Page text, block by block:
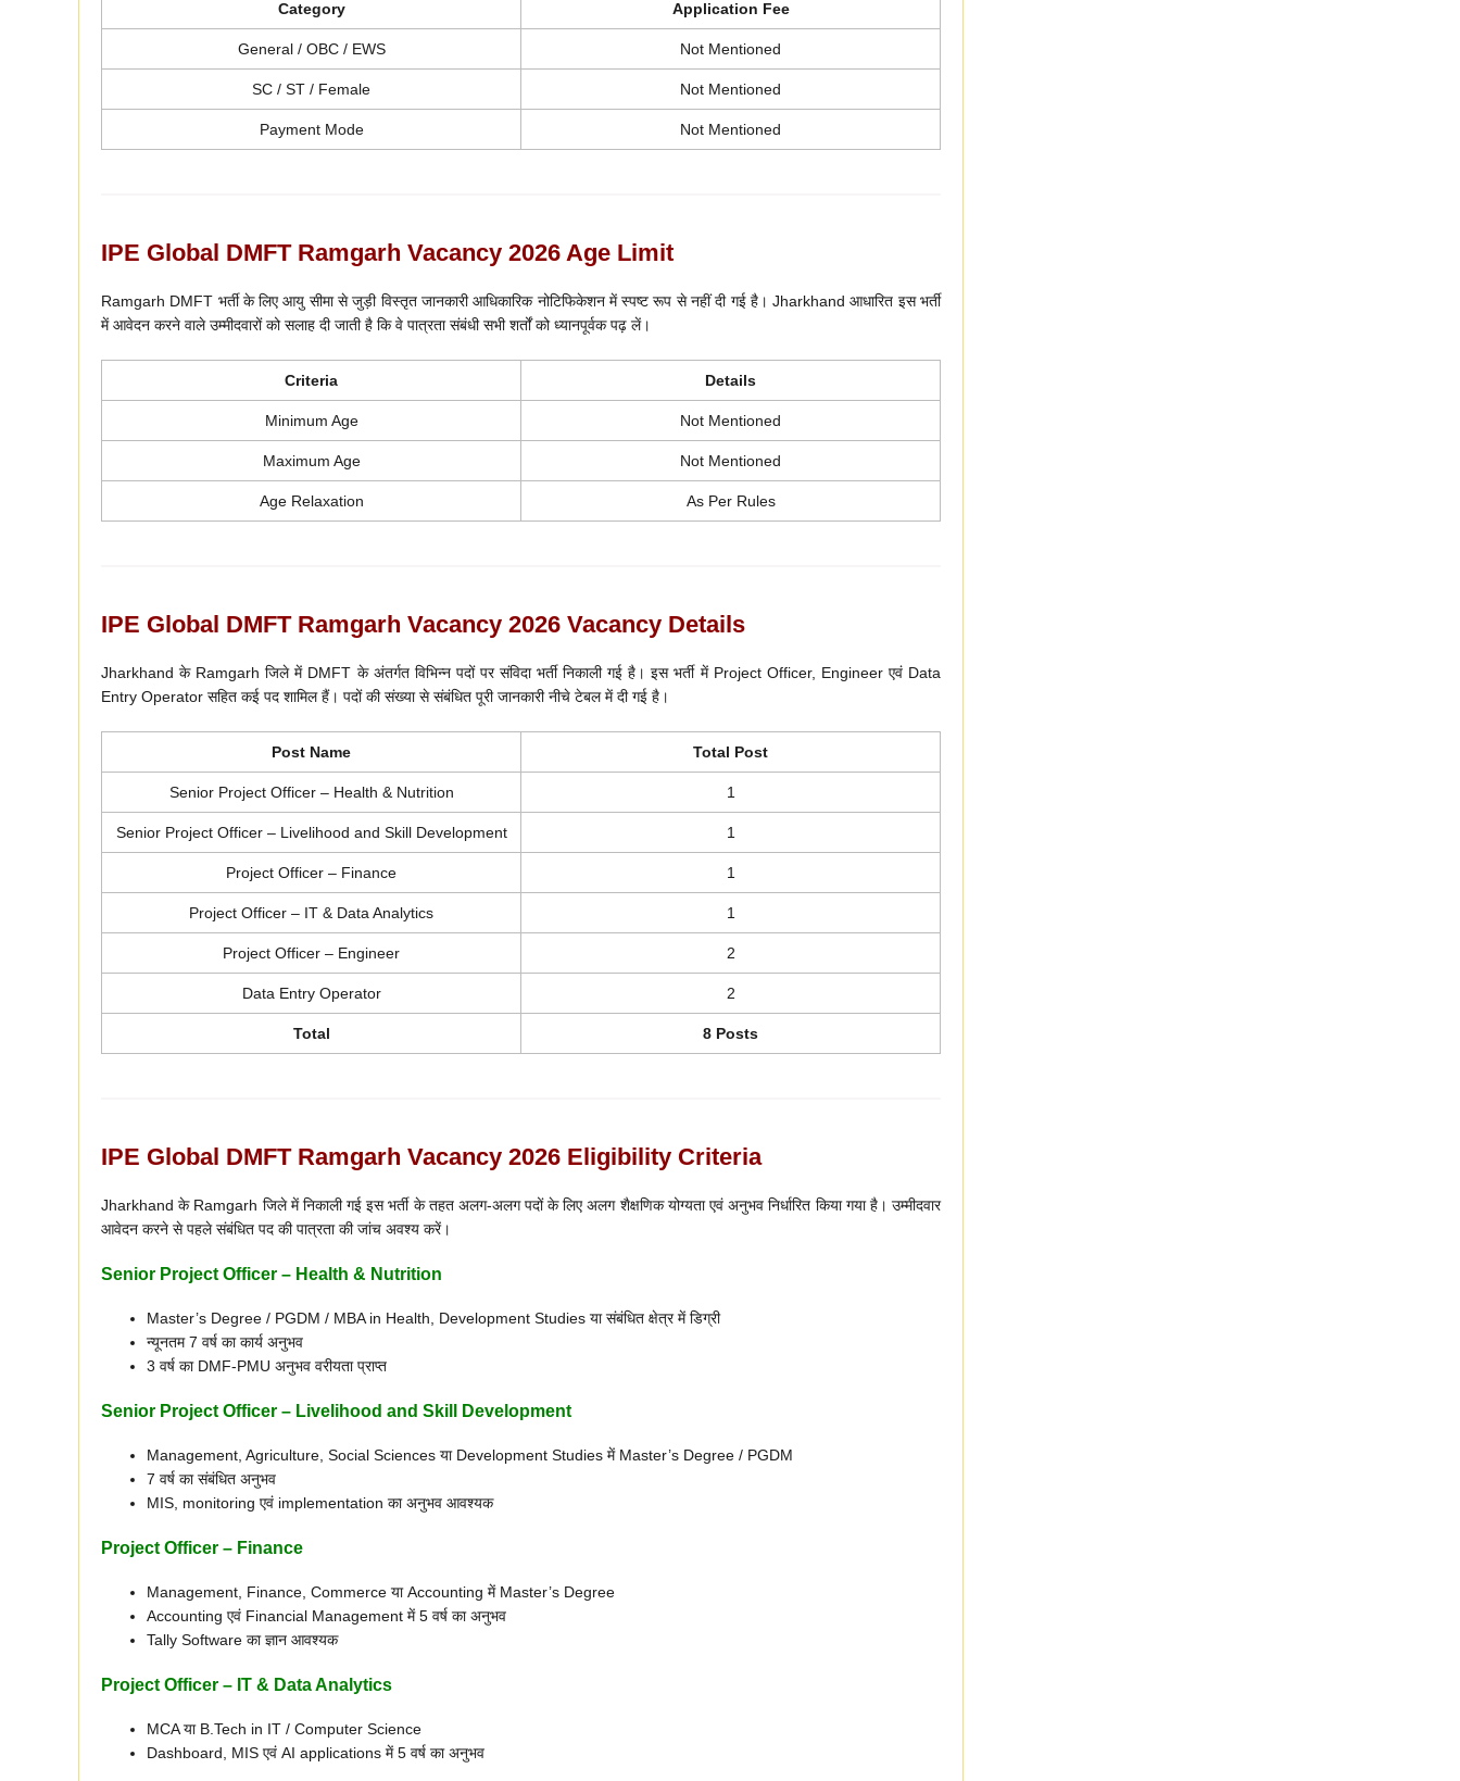
Category Application Fee
General / OBC / EWS Not Mentioned
SC / ST / Female Not Mentioned
Payment Mode Not Mentioned
IPE Global DMFT Ramgarh Vacancy 2026 Age Limit
Ramgarh DMFT भर्ती के लिए आयु सीमा से जुड़ी विस्तृत जानकारी आधिकारिक नोटिफिकेशन में स्पष्ट रूप से नहीं दी गई है। Jharkhand आधारित इस भर्ती
में आवेदन करने वाले उम्मीदवारों को सलाह दी जाती है कि वे पात्रता संबंधी सभी शर्तों को ध्यानपूर्वक पढ़ लें।
Criteria Details
Minimum Age Not Mentioned
Maximum Age Not Mentioned
Age Relaxation As Per Rules
IPE Global DMFT Ramgarh Vacancy 2026 Vacancy Details
Jharkhand के Ramgarh जिले में DMFT के अंतर्गत विभिन्न पदों पर संविदा भर्ती निकाली गई है। इस भर्ती में Project Officer, Engineer एवं Data
Entry Operator सहित कई पद शामिल हैं। पदों की संख्या से संबंधित पूरी जानकारी नीचे टेबल में दी गई है।
Post Name Total Post
Senior Project Officer – Health & Nutrition 1
Senior Project Officer – Livelihood and Skill Development 1
Project Officer – Finance 1
Project Officer – IT & Data Analytics 1
Project Officer – Engineer 2
Data Entry Operator 2
Total 8 Posts
IPE Global DMFT Ramgarh Vacancy 2026 Eligibility Criteria
Jharkhand के Ramgarh जिले में निकाली गई इस भर्ती के तहत अलग-अलग पदों के लिए अलग शैक्षणिक योग्यता एवं अनुभव निर्धारित किया गया है। उम्मीदवार
आवेदन करने से पहले संबंधित पद की पात्रता की जांच अवश्य करें।
Senior Project Officer – Health & Nutrition
Master’s Degree / PGDM / MBA in Health, Development Studies या संबंधित क्षेत्र में डिग्री
न्यूनतम 7 वर्ष का कार्य अनुभव
3 वर्ष का DMF-PMU अनुभव वरीयता प्राप्त
Senior Project Officer – Livelihood and Skill Development
Management, Agriculture, Social Sciences या Development Studies में Master’s Degree / PGDM
7 वर्ष का संबंधित अनुभव
MIS, monitoring एवं implementation का अनुभव आवश्यक
Project Officer – Finance
Management, Finance, Commerce या Accounting में Master’s Degree
Accounting एवं Financial Management में 5 वर्ष का अनुभव
Tally Software का ज्ञान आवश्यक
Project Officer – IT & Data Analytics
MCA या B.Tech in IT / Computer Science
Dashboard, MIS एवं AI applications में 5 वर्ष का अनुभव